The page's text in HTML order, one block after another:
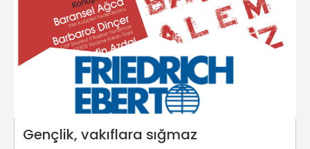
Gençlik, vakıflara sığmaz